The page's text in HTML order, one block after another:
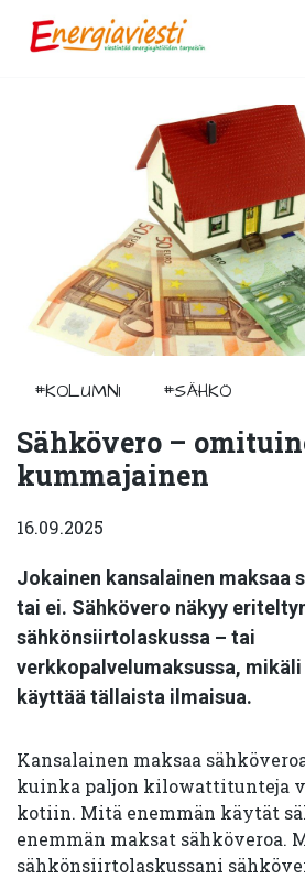
#KOLUMNI #SÄHKÖ
Sähkövero –
kummajainen
16.09.2025
Jokainen kansalainen maksaa
tai ei. Sähkövero näkyy
sähkönsiirtolaskussa – tai
verkkopalvelumaksussa,
käyttää tällaista ilmaisua.
Kansalainen maksaa
kuinka paljon kilowattitunteja
kotiin. Mitä enemmän käytät
enemmän maksat sähköveroa.
sähkönsiirtolaskussani